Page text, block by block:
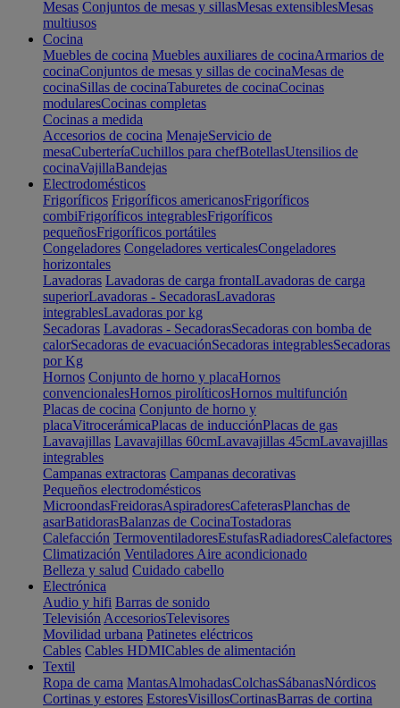
Mesas Conjuntos de mesas y sillasMesas extensiblesMesas
multiusos
Cocina
Muebles de cocina Muebles auxiliares de cocinaArmarios de
cocinaConjuntos de mesas y sillas de cocinaMesas de
cocinaSillas de cocinaTaburetes de cocinaCocinas
modularesCocinas completas
Cocinas a medida
Accesorios de cocina MenajeServicio de
mesaCuberteríaCuchillos para chefBotellasUtensilios de
cocinaVajillaBandejas
Electrodomésticos
Frigoríficos Frigoríficos americanosFrigoríficos
combiFrigoríficos integrablesFrigoríficos
pequeñosFrigoríficos portátiles
Congeladores Congeladores verticalesCongeladores
horizontales
Lavadoras Lavadoras de carga frontalLavadoras de carga
superiorLavadoras - SecadorasLavadoras
integrablesLavadoras por kg
Secadoras Lavadoras - SecadorasSecadoras con bomba de
calorSecadoras de evacuaciónSecadoras integrablesSecadoras
por Kg
Hornos Conjunto de horno y placaHornos
convencionalesHornos pirolíticosHornos multifunción
Placas de cocina Conjunto de horno y
placaVitrocerámicaPlacas de inducciónPlacas de gas
Lavavajillas Lavavajillas 60cmLavavajillas 45cmLavavajillas
integrables
Campanas extractoras Campanas decorativas
Pequeños electrodomésticos
MicroondasFreidorasAspiradoresCafeterasPlanchas de
asarBatidorasBalanzas de CocinaTostadoras
Calefacción TermoventiladoresEstufasRadiadoresCalefactores
Climatización Ventiladores Aire acondicionado
Belleza y salud Cuidado cabello
Electrónica
Audio y hifi Barras de sonido
Televisión AccesoriosTelevisores
Movilidad urbana Patinetes eléctricos
Cables Cables HDMICables de alimentación
Textil
Ropa de cama MantasAlmohadasColchasSábanasNórdicos
Cortinas y estores EstoresVisillosCortinasBarras de cortina